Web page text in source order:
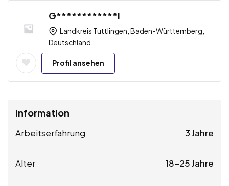
G************i
Landkreis Tuttlingen, Baden-Württemberg,
Deutschland
Profil ansehen
Information
Arbeitserfahrung 3 Jahre
Alter 18-25 Jahre